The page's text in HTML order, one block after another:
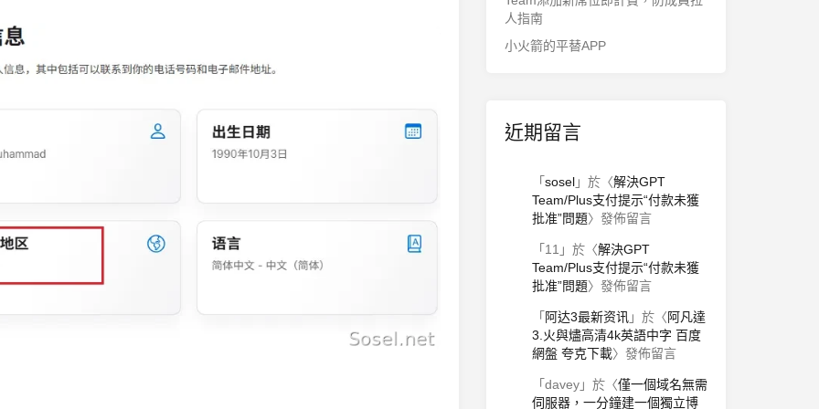
人指南
小火箭的平替APP
近期留言
「 sosel」於〈解決GPT
Team/Plus支付提示“付款未獲
批准”問題〉發佈留言
「 11 」於〈解決GPT
Team/Plus支付提示“付款未獲
批准”問題〉發佈留言
「 阿达3最新资讯」於〈阿凡達
3.火與燼高清4k英語中字 百度
網盤 夸克下載〉發佈留言
「 davey」於〈僅一個域名無需
伺服器，一分鐘建一個獨立博